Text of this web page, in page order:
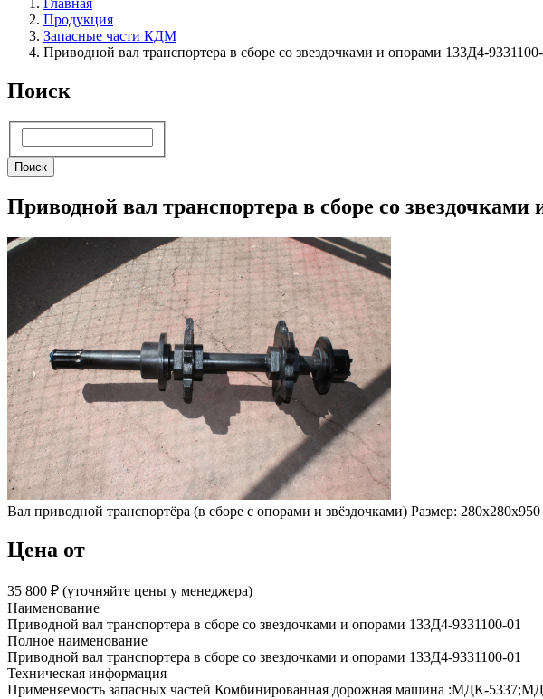
Главная
Продукция
Запасные части КДМ
Приводной вал транспортера в сборе со звездочками и опорами 133Д4-9331100-
Поиск
Поиск
Приводной вал транспортера в сборе со звездочками
Вал приводной транспортёра (в сборе с опорами и звёздочками) Размер:
Цена от
35 800 ₽︁ (уточняйте цены у менеджера)
Наименование
Приводной вал транспортера в сборе со звездочками и опорами 133Д4-9331100-01
Полное наименование
Приводной вал транспортера в сборе со звездочками и опорами 133Д4-9331100-01
Техническая информация
Применяемость запасных частей Комбинированная дорожная машина :МДК-